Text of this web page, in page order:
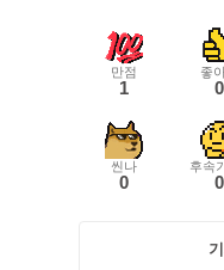
만점
1
좋
0
씬나
0
후속
0